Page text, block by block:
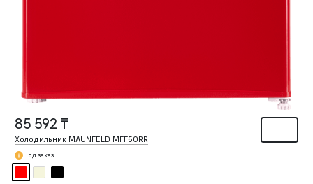
85 592 ₸
Холодильник MAUNFELD MFF50RR
Под заказ